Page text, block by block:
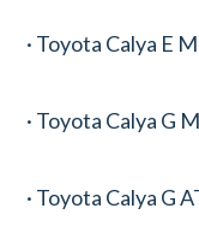
· Toyota Calya
· Toyota Calya
· Toyota Calya